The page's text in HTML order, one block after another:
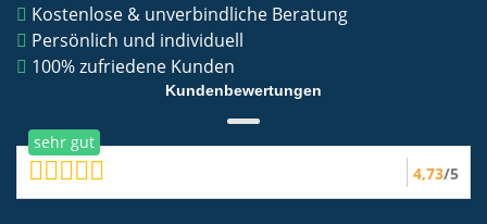
Kostenlose & unverbindliche Beratung
Persönlich und individuell
100% zufriedene Kunden
Kundenbewertungen
sehr gut
4,73/5